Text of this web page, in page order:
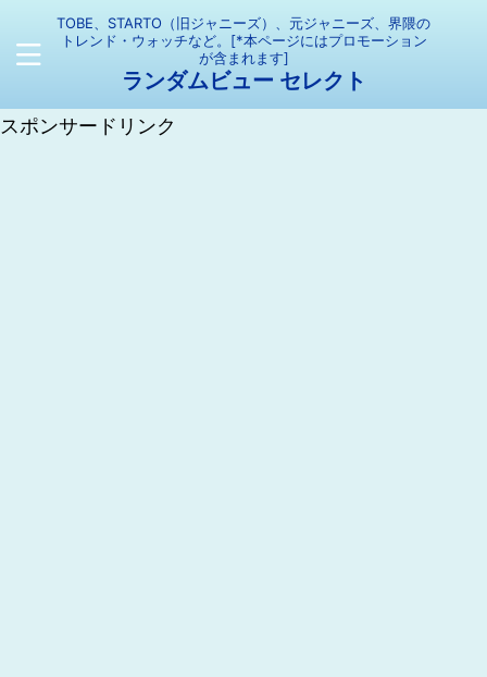
TOBE、STARTO（旧ジャニーズ）、元ジャニーズ、界隈の
トレンド・ウォッチなど。[*本ページにはプロモーション
が含まれます]
ランダムビュー セレクト
スポンサードリンク